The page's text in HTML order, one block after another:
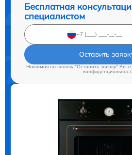
Бесплатная
специалистом
Оставить
Нажимая на кнопку "Оставить заявку" Вы